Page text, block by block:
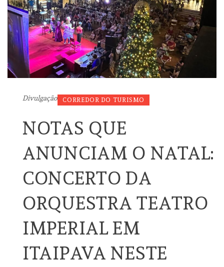
Divulgação CORREDOR DO TURISMO
NOTAS QUE
ANUNCIAM O NATAL:
CONCERTO DA
ORQUESTRA TEATRO
IMPERIAL EM
ITAIPAVA NESTE